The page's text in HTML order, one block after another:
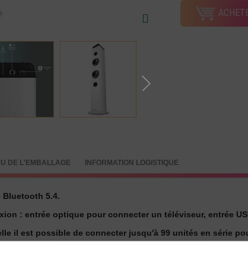
DE L'EMBALLAGE INFORMATION LOGISTIQUE
5.4.
: entrée optique pour connecter un téléviseur, entrée
il est possible de connecter jusqu'à 99 unités en série
FM, l'USB ou l'entrée AUX IN.
pour vous permettre de profiter du meilleur karaoké lors